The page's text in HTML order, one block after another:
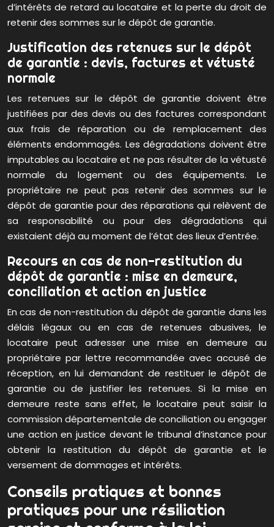
d’intérêts de retard au locataire et la perte du droit de
retenir des sommes sur le dépôt de garantie.
Justification des retenues sur le dépôt
de garantie : devis, factures et vétusté
normale
Les retenues sur le dépôt de garantie doivent être
justifiées par des devis ou des factures correspondant
aux frais de réparation ou de remplacement des
éléments endommagés. Les dégradations doivent être
imputables au locataire et ne pas résulter de la vétusté
normale du logement ou des équipements. Le
propriétaire ne peut pas retenir des sommes sur le
dépôt de garantie pour des réparations qui relèvent de
sa responsabilité ou pour des dégradations qui
existaient déjà au moment de l’état des lieux d’entrée.
Recours en cas de non-restitution du
dépôt de garantie : mise en demeure,
conciliation et action en justice
En cas de non-restitution du dépôt de garantie dans les
délais légaux ou en cas de retenues abusives, le
locataire peut adresser une mise en demeure au
propriétaire par lettre recommandée avec accusé de
réception, en lui demandant de restituer le dépôt de
garantie ou de justifier les retenues. Si la mise en
demeure reste sans effet, le locataire peut saisir la
commission départementale de conciliation ou engager
une action en justice devant le tribunal d’instance pour
obtenir la restitution du dépôt de garantie et le
versement de dommages et intérêts.
Conseils pratiques et bonnes
pratiques pour une résiliation